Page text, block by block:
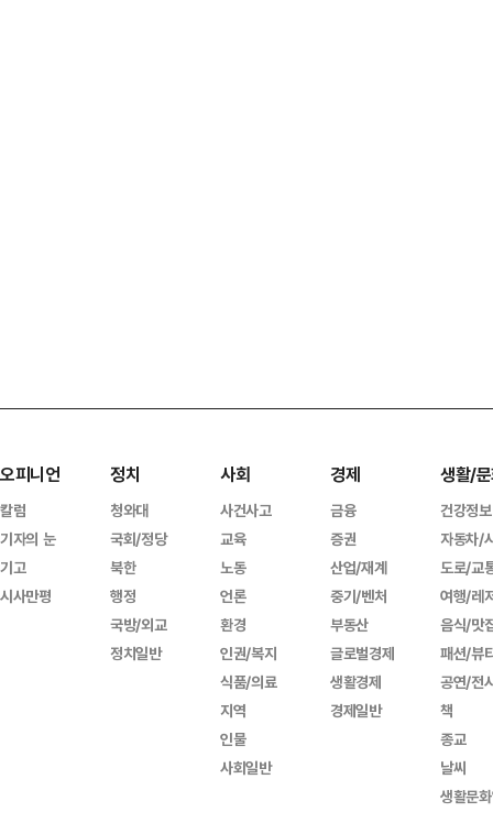
오피니언
칼럼
기자의 눈
기고
시사만평
정치
청와대
국회/정당
북한
행정
국방/외교
정치일반
사회
사건사고
교육
노동
언론
환경
인권/복지
식품/의료
지역
인물
사회일반
경제
금융
증권
산업/재계
중기/벤처
부동산
글로벌경제
생활경제
경제일반
생활/
건강정보
자동차/
도로/교
여행/레
음식/맛
패션/뷰
공연/전
책
종교
날씨
생활문